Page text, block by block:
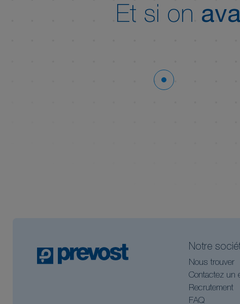
Et si on
Notre
Nous trouver
Contactez un
Recrutement
FAQ